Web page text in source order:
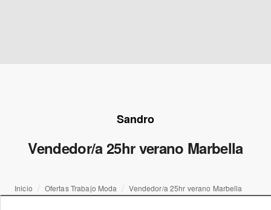
Sandro
Vendedor/a 25hr verano Marbella
Inicio Ofertas Trabajo Moda Vendedor/a 25hr verano Marbella